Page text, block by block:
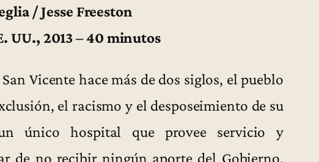
/ Jesse Freeston
UU., 2013 – 40 minutos
Vicente hace más de dos siglos, el pueblo
el racismo y el desposeimiento de su
único hospital que provee servicio y
de no recibir ningún aporte del Gobierno.